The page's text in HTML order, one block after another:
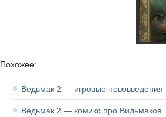
Похожее:
Ведьмак 2 — игровые нововведения
Ведьмак 2 — комикс про Видьмаков